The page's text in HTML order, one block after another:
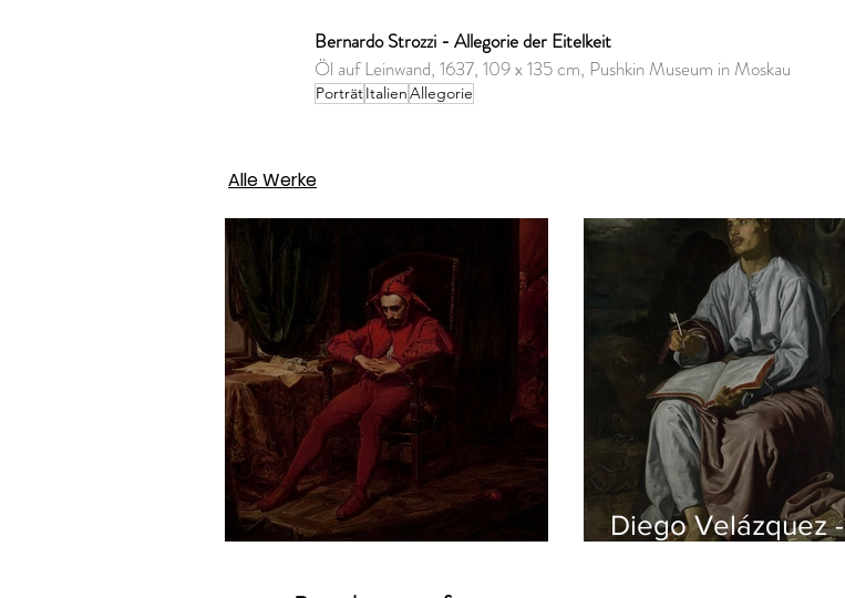
Bernardo Strozzi - Allegorie der Eitelkeit
Öl auf Leinwand, 1637, 109 x 135 cm, Pushkin Museum in Moskau
PorträtItalienAllegorie
Alle Werke
Diego Velázquez -